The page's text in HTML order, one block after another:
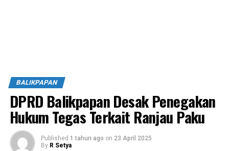
BALIKPAPAN
DPRD Balikpapan Desak Penegakan
Hukum Tegas Terkait Ranjau Paku
Published 1 tahun ago on 23 April 2025
By R Setya